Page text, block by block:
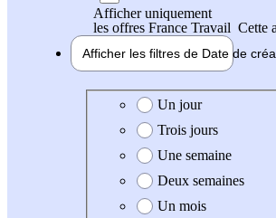
Afficher uniquement
les offres France Travail Cette
Afficher les filtres de Date de
Date de création de l'offre
Un jour
Trois jours
Une semaine
Deux semaines
Un mois